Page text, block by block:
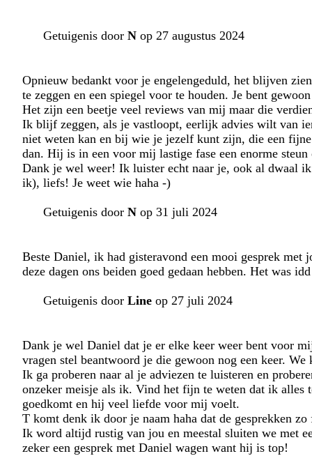
Getuigenis door N op 27 augustus 2024
Opnieuw bedankt voor je engelengeduld, het blijven
te zeggen en een spiegel voor te houden. Je bent
Het zijn een beetje veel reviews van mij maar die
Ik blijf zeggen, als je vastloopt, eerlijk advies wilt van
niet weten kan en bij wie je jezelf kunt zijn, die een
dan. Hij is in een voor mij lastige fase een enorme
Dank je wel weer! Ik luister echt naar je, ook al dwaal
ik), liefs! Je weet wie haha -)
Getuigenis door N op 31 juli 2024
Beste Daniel, ik had gisteravond een mooi gesprek
deze dagen ons beiden goed gedaan hebben. Het was
Getuigenis door Line op 27 juli 2024
Dank je wel Daniel dat je er elke keer weer bent voor
vragen stel beantwoord je die gewoon nog een keer.
Ik ga proberen naar al je adviezen te luisteren en
onzeker meisje als ik. Vind het fijn te weten dat ik alles
goedkomt en hij veel liefde voor mij voelt.
T komt denk ik door je naam haha dat de gesprekken
Ik word altijd rustig van jou en meestal sluiten we met
zeker een gesprek met Daniel wagen want hij is top!